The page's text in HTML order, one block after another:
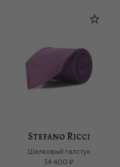
Шелковый галстук
34 400 ₽